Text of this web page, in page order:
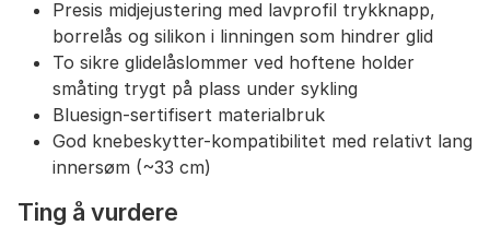
Presis midjejustering med lavprofil trykknapp,
borrelås og silikon i linningen som hindrer glid
To sikre glidelåslommer ved hoftene holder
småting trygt på plass under sykling
Bluesign-sertifisert materialbruk
God knebeskytter-kompatibilitet med relativt lang
innersøm (~33 cm)
Ting å vurdere